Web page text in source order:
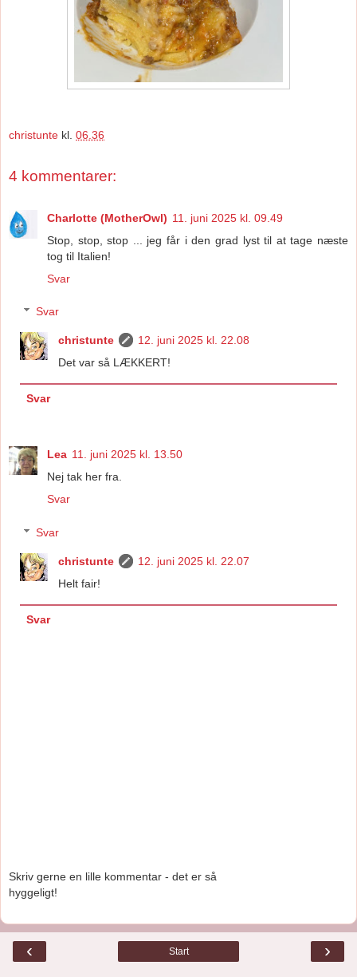
christunte kl. 06.36
4 kommentarer:
Charlotte (MotherOwl) 11. juni 2025 kl. 09.49
Stop, stop, stop ... jeg får i den grad lyst til at tage næste
tog til Italien!
Svar
Svar
christunte
12. juni 2025 kl. 22.08
Det var så LÆKKERT!
Svar
Lea 11. juni 2025 kl. 13.50
Nej tak her fra.
Svar
Svar
christunte
12. juni 2025 kl. 22.07
Helt fair!
Svar
Skriv gerne en lille kommentar - det er så
hyggeligt!
‹ ›
Start